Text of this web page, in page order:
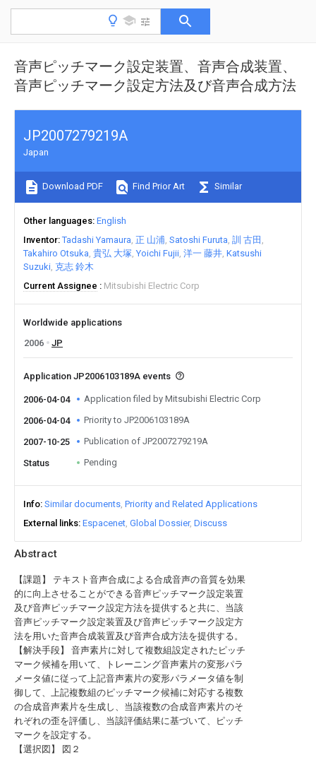
音声ピッチマーク設定装置、音声合成装置、
音声ピッチマーク設定方法及び音声合成方法
Abstract
【課題】 テキスト音声合成による合成音声の音質を効果
的に向上させることができる音声ピッチマーク設定装置
及び音声ピッチマーク設定方法を提供すると共に、当該
音声ピッチマーク設定装置及び音声ピッチマーク設定方
法を用いた音声合成装置及び音声合成方法を提供する。
【解決手段】 音声素片に対して複数組設定されたピッチ
マーク候補を用いて、トレーニング音声素片の変形パラ
メータ値に従って上記音声素片の変形パラメータ値を制
御して、上記複数組のピッチマーク候補に対応する複数
の合成音声素片を生成し、当該複数の合成音声素片のそ
れぞれの歪を評価し、当該評価結果に基づいて、ピッチ
マークを設定する。
【選択図】 図２
JP2007279219A
Japan
Download PDF Find Prior Art Similar
Other languages English
Inventor Tadashi Yamaura 正 山浦 Satoshi Furuta 訓 古田
Takahiro Otsuka 貴弘 大塚 Yoichi Fujii 洋一 藤井 Katsushi
Suzuki 克志 鈴木
Current Assignee
Mitsubishi Electric Corp
Worldwide applications
2006
JP
Application JP2006103189A events
2006-04-04 Application filed by Mitsubishi Electric Corp
2006-04-04 Priority to JP2006103189A
2007-10-25 Publication of JP2007279219A
Status Pending
Info Similar documents Priority and Related Applications
External links Espacenet Global Dossier Discuss